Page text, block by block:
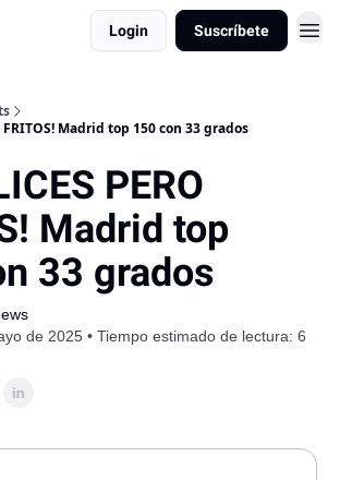
Login Suscríbete
FRITOS! Madrid top 150 con 33 grados
PERO
Madrid top
33 grados
de 2025 • Tiempo estimado de lectura: 6